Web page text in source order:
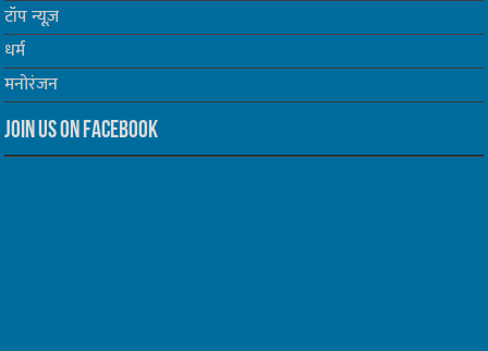
टॉप न्यूज़
धर्म
मनोरंजन
Join us on Facebook